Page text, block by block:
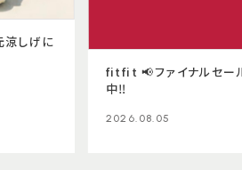
涼しげに
fitfit 📢ファイナルセー
中‼️
2026.08.05